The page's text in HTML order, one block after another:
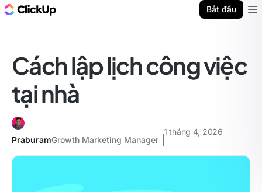
Bắt đầu
Cách lập lịch công việc
tại nhà
PraburamGrowth Marketing Manager
1 tháng 4, 2026